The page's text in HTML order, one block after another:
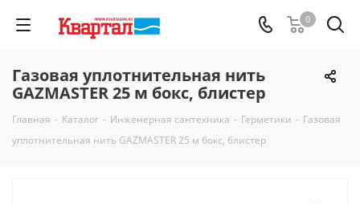
0
Газовая уплотнительная нить
GAZMASTER 25 м бокс, блистер
Главная - Каталог - Инженерная сантехника - Герметики - Газовая
уплотнительная нить GAZMASTER 25 м бокс, блистер